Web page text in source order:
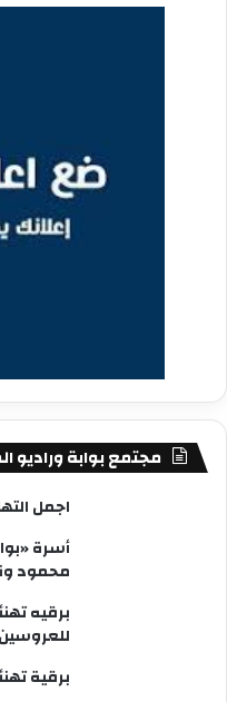
مجتمع بوابة وراديو
اجمل
أسرة
محمود
برقيه
برقية